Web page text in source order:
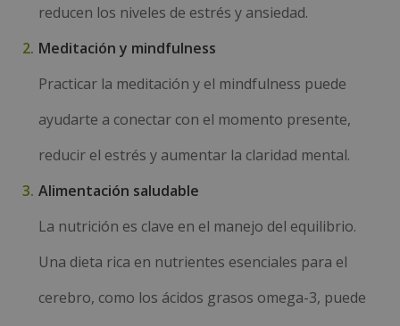
reducen los niveles de estrés y ansiedad.
Meditación y mindfulness
Practicar la meditación y el mindfulness puede
ayudarte a conectar con el momento presente,
reducir el estrés y aumentar la claridad mental.
Alimentación saludable
La nutrición es clave en el manejo del equilibrio.
Una dieta rica en nutrientes esenciales para el
cerebro, como los ácidos grasos omega-3, puede